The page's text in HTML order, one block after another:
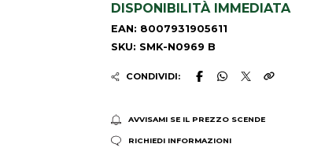
DISPONIBILITÀ IMMEDIATA
EAN: 8007931905611
SKU: SMK-N0969 B
CONDIVIDI:
AVVISAMI SE IL PREZZO SCENDE
RICHIEDI INFORMAZIONI